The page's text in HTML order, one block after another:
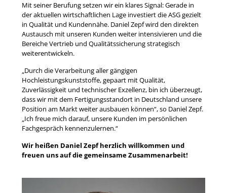
Mit seiner Berufung setzen wir ein klares Signal: Gerade in
der aktuellen wirtschaftlichen Lage investiert die ASG gezielt
in Qualität und Kundennähe. Daniel Zepf wird den direkten
Austausch mit unseren Kunden weiter intensivieren und die
Bereiche Vertrieb und Qualitätssicherung strategisch
weiterentwickeln.
„Durch die Verarbeitung aller gängigen
Hochleistungskunststoffe, gepaart mit Qualität,
Zuverlässigkeit und technischer Exzellenz, bin ich überzeugt,
dass wir mit dem Fertigungsstandort in Deutschland unsere
Position am Markt weiter ausbauen können“, so Daniel Zepf.
„Ich freue mich darauf, unsere Kunden im persönlichen
Fachgespräch kennenzulernen.“
Wir heißen Daniel Zepf herzlich willkommen und
freuen uns auf die gemeinsame Zusammenarbeit!